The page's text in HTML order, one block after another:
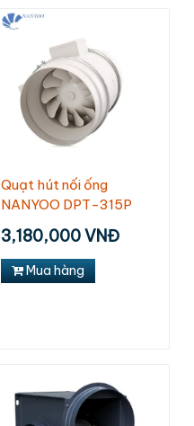
Quạt hút nối ống
NANYOO DPT-315P
3,180,000 VNĐ
Mua hàng